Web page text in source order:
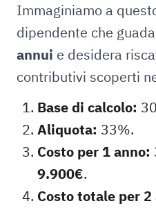
Immaginiamo a
dipendente che
annui e desidera
contributivi scoperti
Base di calcolo:
Aliquota: 33%.
Costo per 1 anno:
9.900€.
Costo totale per 2